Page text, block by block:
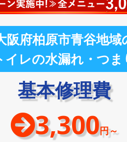
阪府柏原市青谷地域
イレの水漏れ・つま
基本修理費
3,300円～